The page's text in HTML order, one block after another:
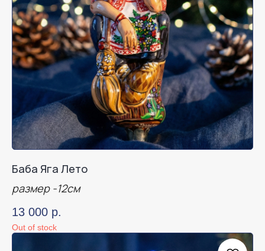
Баба Яга Лето
размер -12см
13 000 р.
Out of stock